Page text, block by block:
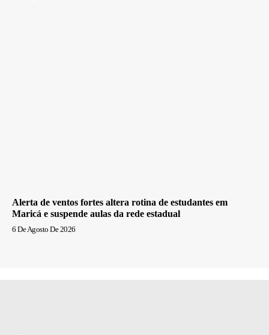
Alerta de ventos fortes altera rotina de estudantes em
Maricá e suspende aulas da rede estadual
6 De Agosto De 2026